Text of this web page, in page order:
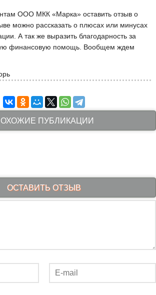
ООО МКК «Марка» оставить отзыв о
можно рассказать о плюсах или минусах
А так же выразить благодарность за
финансовую помощь. Вообщем ждем
ПУБЛИКАЦИИ
ОСТАВИТЬ ОТЗЫВ